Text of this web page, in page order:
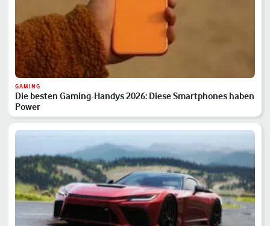
GAMING
Die besten Gaming-Handys 2026: Diese Smartphones haben
Power